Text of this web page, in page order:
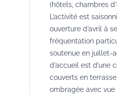
(hôtels, chambres
L’activité est
ouverture d’avril à
fréquentation
soutenue en juillet-
d’accueil est d’une
couverts en
ombragée avec